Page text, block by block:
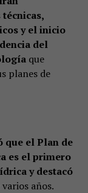
y el inicio
del
que
planes de
que el Plan de
es el primero
y destacó
años.